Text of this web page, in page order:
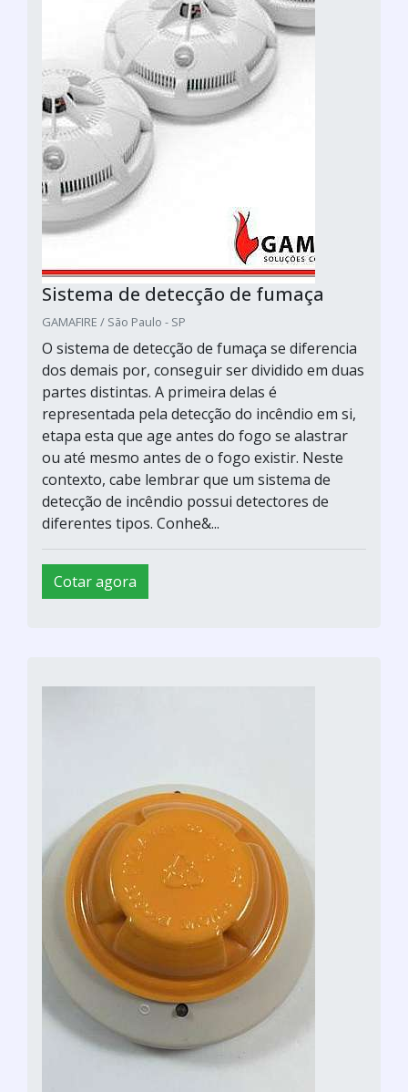
Sistema de detecção de fumaça
GAMAFIRE / São Paulo - SP
O sistema de detecção de fumaça se diferencia
dos demais por, conseguir ser dividido em duas
partes distintas. A primeira delas é
representada pela detecção do incêndio em si,
etapa esta que age antes do fogo se alastrar
ou até mesmo antes de o fogo existir. Neste
contexto, cabe lembrar que um sistema de
detecção de incêndio possui detectores de
diferentes tipos. Conhe&...
Cotar agora